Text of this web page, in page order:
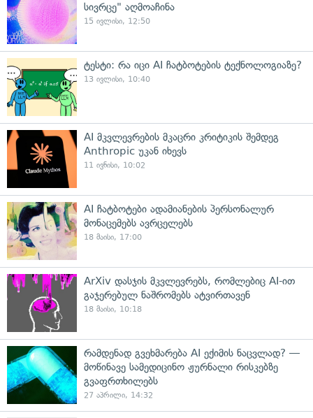
სივრცე" აღმოაჩინა
15 ივლისი, 12:50
ტესტი: რა იცი AI ჩატბოტების ტექნოლოგიაზე?
13 ივლისი, 10:40
AI მკვლევრების მკაცრი კრიტიკის შემდეგ
Anthropic უკან იხევს
11 ივნისი, 10:02
AI ჩატბოტები ადამიანების პერსონალურ
მონაცემებს ავრცელებს
18 მაისი, 17:00
ArXiv დასჯის მკვლევრებს, რომლებიც AI-ით
გაჯერებულ ნაშრომებს ატვირთავენ
18 მაისი, 10:18
რამდენად გვეხმარება AI ექიმის ნაცვლად? —
მოწინავე სამედიცინო ჟურნალი რისკებზე
გვაფრთხილებს
27 აპრილი, 14:32